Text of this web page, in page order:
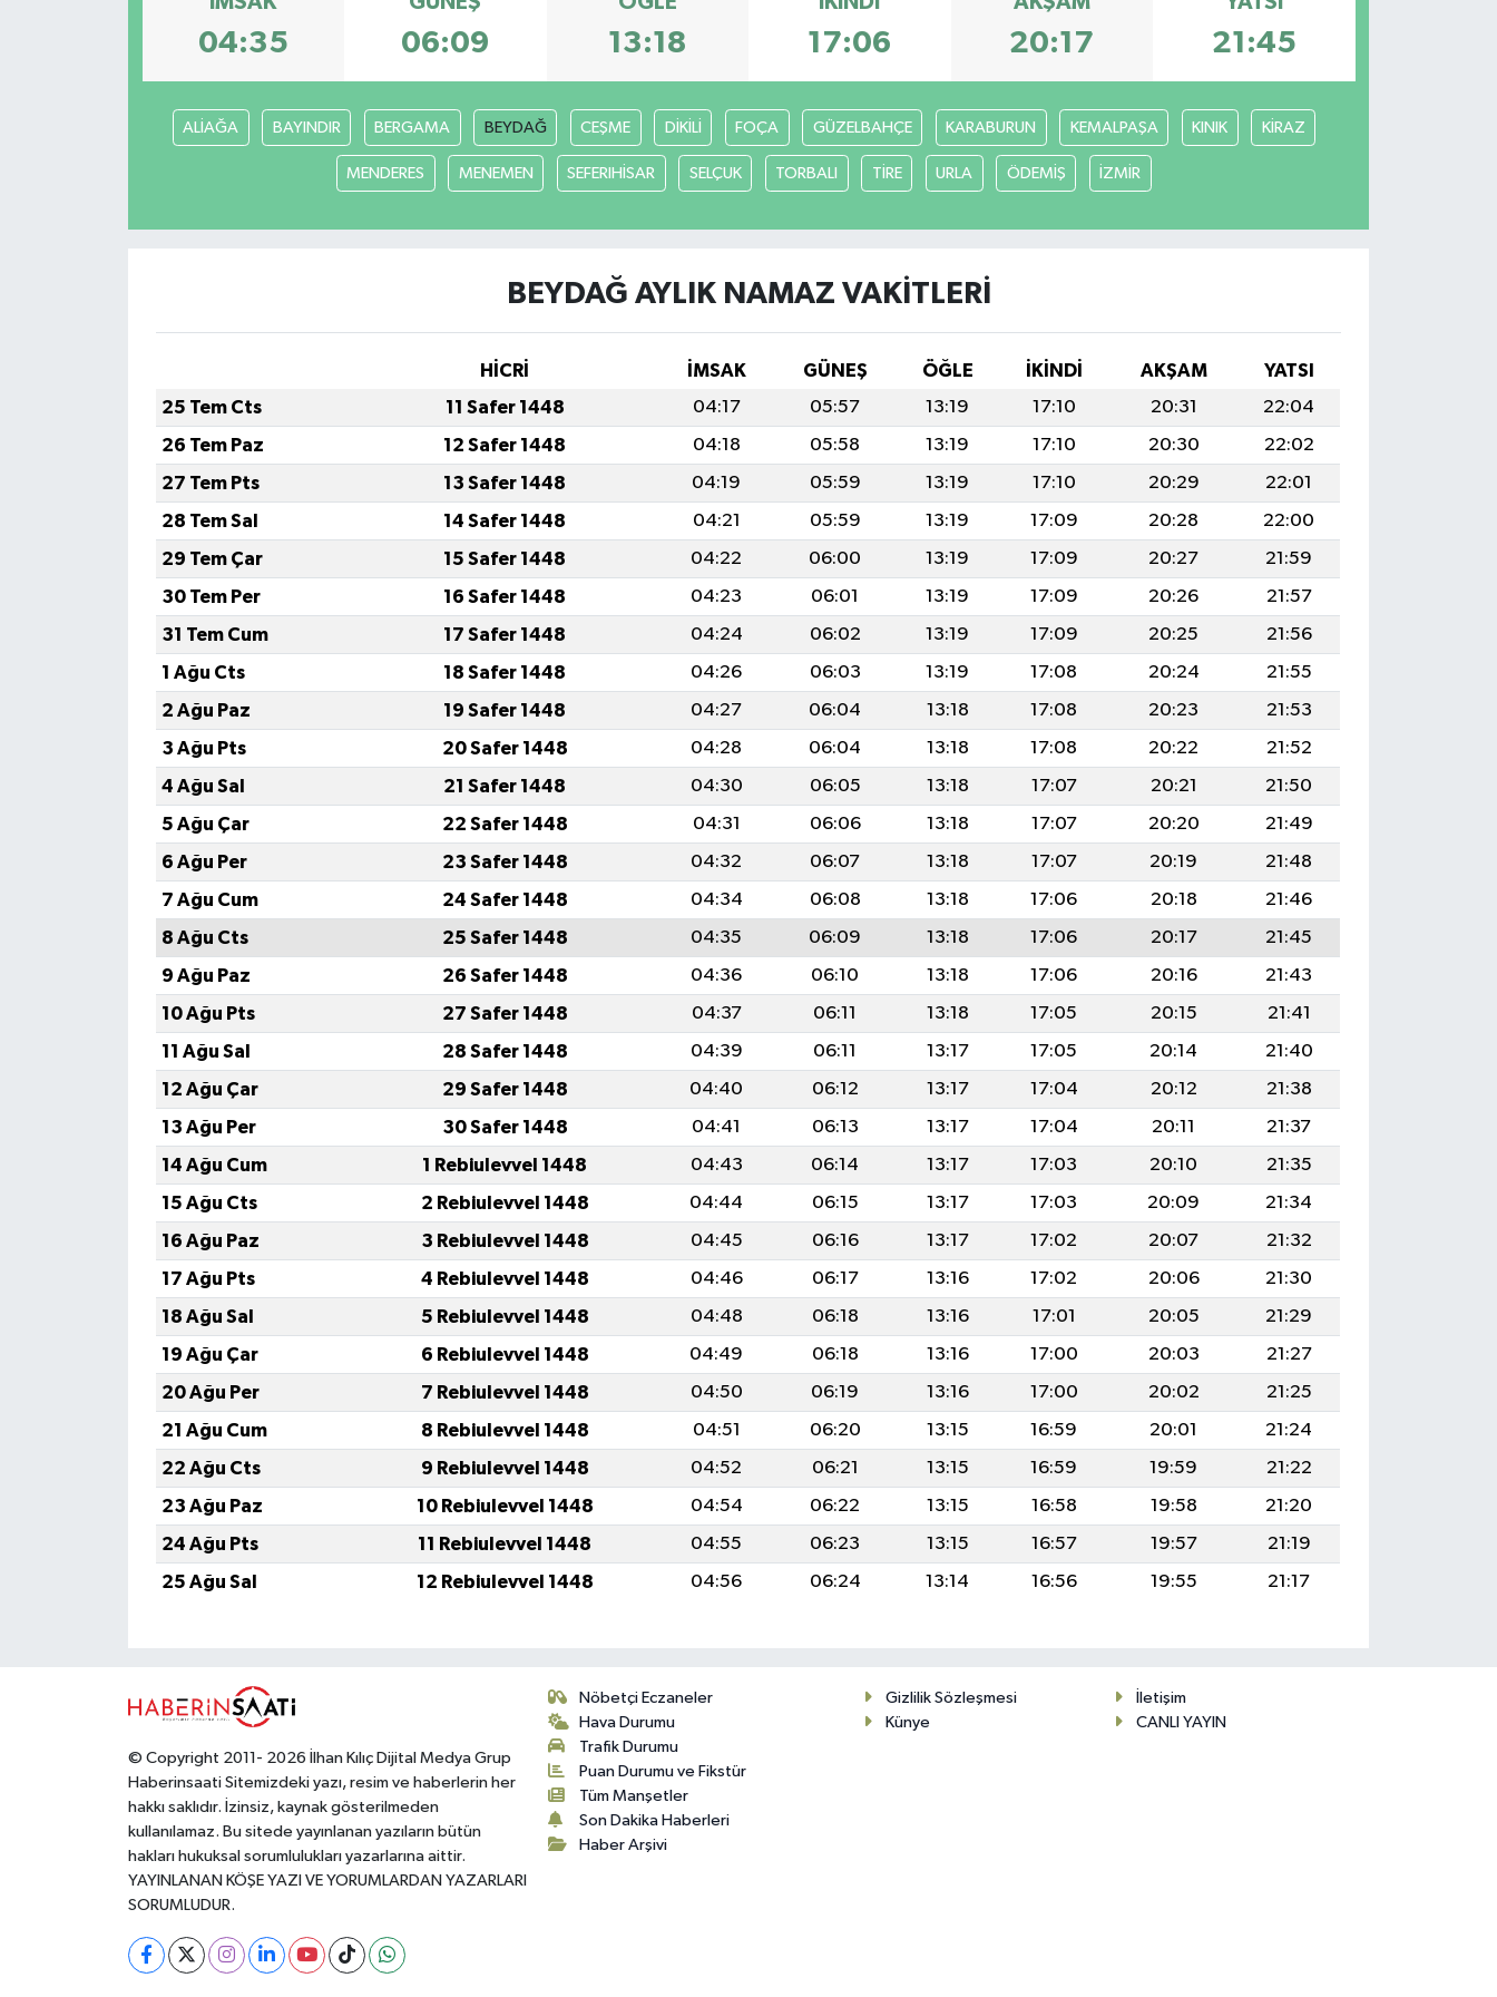
04:35 06:09 13:18 17:06 20:17 21:45
ALİAĞA BAYINDIR BERGAMA BEYDAĞ CEŞME DİKİLİ FOÇA GÜZELBAHÇE KARABURUN KEMALPAŞA KINIK KİRAZ
MENDERES MENEMEN SEFERIHİSAR SELÇUK TORBALI TİRE URLA ÖDEMİŞ İZMİR
BEYDAĞ AYLIK NAMAZ VAKITLERI
HİCRİ İMSAK GÜNEŞ ÖĞLE İKINDI AKŞAM
YATSI
25 Tem Cts
11 Safer 1448 04:17 05:57 13:19 17:10 20:31
22:04
26 Tem Paz
12 Safer 1448 04:18 05:58 13:19 17:10 20:30
22:02
27 Tem Pts
13 Safer 1448 04:19 05:59 13:19 17:10 20:29
22:01
28 Tem Sal
14 Safer 1448 04:21 05:59 13:19 17:09 20:28
22:00
29 Tem Çar
15 Safer 1448 04:22 06:00 13:19 17:09 20:27
21:59
30 Tem Per
16 Safer 1448 04:23 06:01 13:19 17:09 20:26
21:57
31 Tem Cum
17 Safer 1448 04:24 06:02 13:19 17:09 20:25
21:56
1 Ağu Cts
18 Safer 1448 04:26 06:03 13:19 17:08 20:24
21:55
2 Ağu Paz
19 Safer 1448 04:27 06:04 13:18 17:08 20:23
21:53
3 Ağu Pts
20 Safer 1448 04:28 06:04 13:18 17:08 20:22
21:52
4 Ağu Sal
21 Safer 1448 04:30 06:05 13:18 17:07 20:21
21:50
5 Ağu Çar
22 Safer 1448 04:31 06:06 13:18 17:07 20:20
21:49
6 Ağu Per
23 Safer 1448 04:32 06:07 13:18 17:07 20:19
21:48
7 Ağu Cum
24 Safer 1448 04:34 06:08 13:18 17:06 20:18
21:46
8 Ağu Cts
25 Safer 1448 04:35 06:09 13:18 17:06 20:17
21:45
9 Ağu Paz
26 Safer 1448 04:36 06:10 13:18 17:06 20:16
21:43
10 Ağu Pts
27 Safer 1448 04:37 06:11 13:18 17:05 20:15
21:41
11 Ağu Sal
28 Safer 1448 04:39 06:11 13:17 17:05 20:14
21:40
12 Ağu Çar
29 Safer 1448 04:40 06:12 13:17 17:04 20:12
21:38
13 Ağu Per
30 Safer 1448 04:41 06:13 13:17 17:04 20:11
21:37
14 Ağu Cum
1 Rebiulevvel 1448 04:43 06:14 13:17 17:03 20:10
21:35
15 Ağu Cts
2 Rebiulevvel 1448 04:44 06:15 13:17 17:03 20:09
21:34
16 Ağu Paz
3 Rebiulevvel 1448 04:45 06:16 13:17 17:02 20:07
21:32
17 Ağu Pts
4 Rebiulevvel 1448 04:46 06:17 13:16 17:02 20:06
21:30
18 Ağu Sal
5 Rebiulevvel 1448 04:48 06:18 13:16 17:01 20:05
21:29
19 Ağu Çar
6 Rebiulevvel 1448 04:49 06:18 13:16 17:00 20:03
21:27
20 Ağu Per
7 Rebiulevvel 1448 04:50 06:19 13:16 17:00 20:02
21:25
21 Ağu Cum
8 Rebiulevvel 1448 04:51 06:20 13:15 16:59 20:01
21:24
22 Ağu Cts
9 Rebiulevvel 1448 04:52 06:21 13:15 16:59 19:59
21:22
23 Ağu Paz
10 Rebiulevvel 1448 04:54 06:22 13:15 16:58 19:58
21:20
24 Ağu Pts
11 Rebiulevvel 1448 04:55 06:23 13:15 16:57 19:57
21:19
25 Ağu Sal
12 Rebiulevvel 1448 04:56 06:24 13:14 16:56 19:55 21:17
© Copyright 2011- 2026 İlhan Kılıç Dijital Medya Grup
Haberinsaati Sitemizdeki yazı, resim ve haberlerin her
hakkı saklıdır. İzinsiz, kaynak gösterilmeden
kullanılamaz. Bu sitede yayınlanan yazıların bütün
hakları hukuksal sorumlulukları yazarlarına aittir.
YAYINLANAN KÖŞE YAZI VE YORUMLARDAN YAZARLARI
SORUMLUDUR.
Nöbetçi Eczaneler
Hava Durumu
Trafik Durumu
Puan Durumu ve Fikstür
Tüm Manşetler
Son Dakika Haberleri
Haber Arşivi
Gizlilik Sözleşmesi
İletişim
Künye
CANLI YAYIN